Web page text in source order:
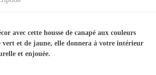
avec cette housse de canapé aux couleurs
vert et de jaune, elle donnera à votre intérieur
et enjouée.